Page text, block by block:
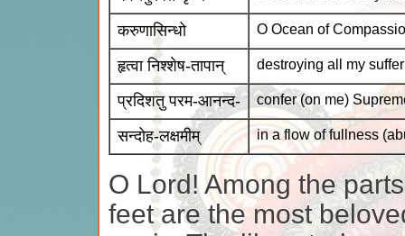
करुणासिन्धो O Ocean of
हृत्वा निश्शेष-तापान् destroying all my
प्रदिशतु परम-आनन्द- confer (on me)
सन्दोह-लक्षमीम् in a flow of fullness
O Lord! Among the
feet are the most